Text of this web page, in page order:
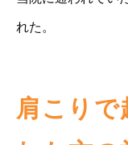
れた。
肩こりで